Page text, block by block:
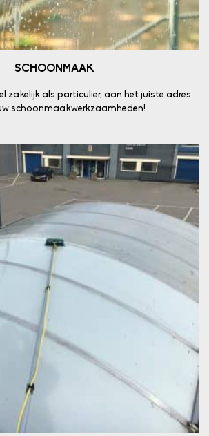
SCHOONMAAK
zakelijk als particulier, aan het juiste adres
schoonmaakwerkzaamheden!